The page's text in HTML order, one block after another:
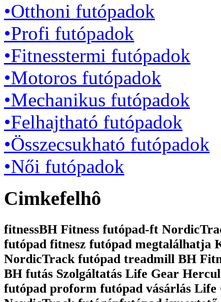
•Otthoni futópadok
•Profi futópadok
•Fitnesstermi futópadok
•Motoros futópadok
•Mechanikus futópadok
•Felhajtható futópadok
•Összecsukható futópadok
•Női futópadok
Cimkefelhô
fitnessBH Fitness futópad-ft
futópad fitnesz futópad megtalálhatja
NordicTrack futópad treadmill BH
BH futás Szolgáltatás Life Gear
futópad proform futópad vásárlás